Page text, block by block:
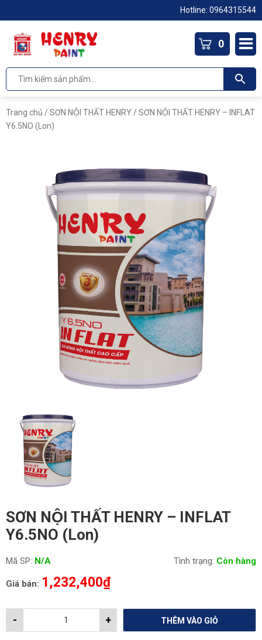
Hotline: 0964315544
0
Trang chủ /SƠN NỘI THẤT HENRY / SƠN NỘI THẤT HENRY – INFLAT
Y6.5NO (Lon)
SƠN NỘI THẤT HENRY – INFLAT
Y6.5NO (Lon)
Mã SP: N/A Tình trạng: Còn hàng
Giá bán: 1,232,400₫
+
- THÊM VÀO GIỎ